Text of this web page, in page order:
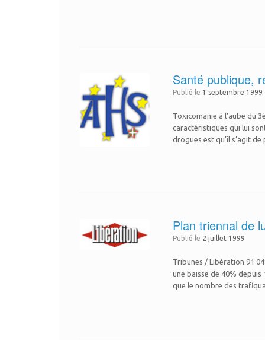
Santé publique,
Publié le 1 septembre 1999
Toxicomanie à l’aube du
caractéristiques qui lui
drogues est qu’il s’agit
Plan triennal de
Publié le 2 juillet 1999
Tribunes / Libération 91
une baisse de 40% depuis
que le nombre des